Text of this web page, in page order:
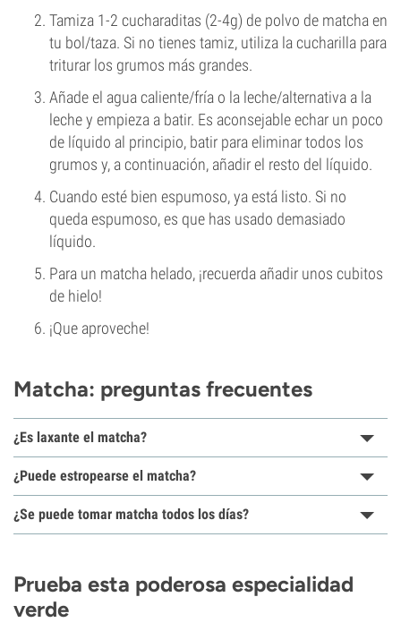
Tamiza 1-2 cucharaditas (2-4g) de polvo de matcha en
tu bol/taza. Si no tienes tamiz, utiliza la cucharilla para
triturar los grumos más grandes.
Añade el agua caliente/fría o la leche/alternativa a la
leche y empieza a batir. Es aconsejable echar un poco
de líquido al principio, batir para eliminar todos los
grumos y, a continuación, añadir el resto del líquido.
Cuando esté bien espumoso, ya está listo. Si no
queda espumoso, es que has usado demasiado
líquido.
Para un matcha helado, ¡recuerda añadir unos cubitos
de hielo!
¡Que aproveche!
Matcha: preguntas frecuentes
¿Es laxante el matcha?
¿Puede estropearse el matcha?
¿Se puede tomar matcha todos los días?
Prueba esta poderosa especialidad
verde